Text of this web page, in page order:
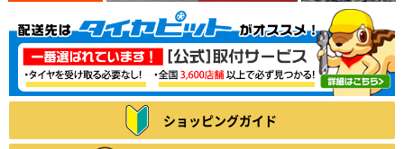
ショッピングガイド